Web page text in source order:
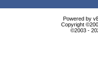
Powered by
Copyright
©2003 -